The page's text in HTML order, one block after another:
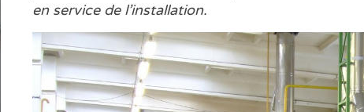
en service de l’installation.